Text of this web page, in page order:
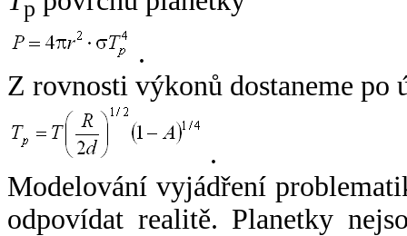
p
.
Z rovnosti výkonů dostaneme po
.
Modelování vyjádření
odpovídat realitě. Planetky